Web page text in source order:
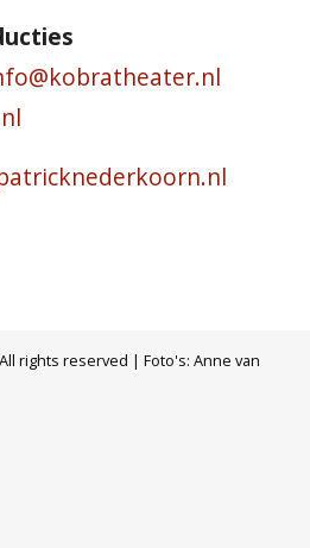
rights reserved | Foto's: Anne van